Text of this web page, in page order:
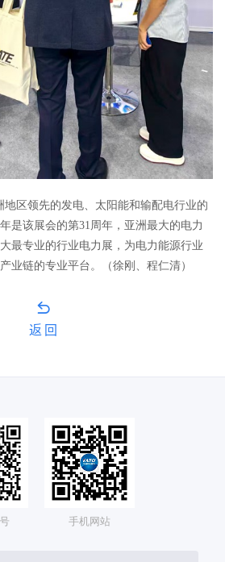
区领先的发电、太阳能和输配电行业的
是该展会的第31周年，亚洲最大的电力
最专业的行业电力展，为电力能源行业
业链的专业平台。（徐刚、程仁清）
返回
手机网站